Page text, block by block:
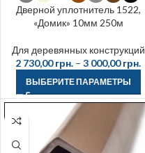
Дверной уплотнитель 1522,
«Домик» 10мм 250м
Для деревянных конструкций
2 730,00грн. – 3 000,00грн.
ВЫБЕРИТЕ ПАРАМЕТРЫ